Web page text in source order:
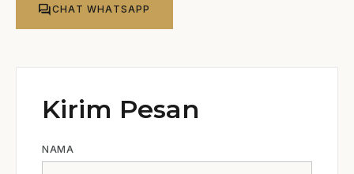
forumCHAT WHATSAPP
Kirim Pesan
NAMA